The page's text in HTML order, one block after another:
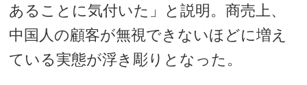
あることに気付いた」と説明。商売上、
中国人の顧客が無視できないほどに増え
ている実態が浮き彫りとなった。